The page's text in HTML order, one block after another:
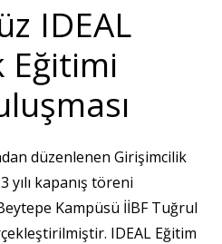
IDEAL
Eğitimi
düzenlenen Girişimcilik
yılı kapanış töreni
Kampüsü İİBF Tuğrul
IDEAL Eğitim